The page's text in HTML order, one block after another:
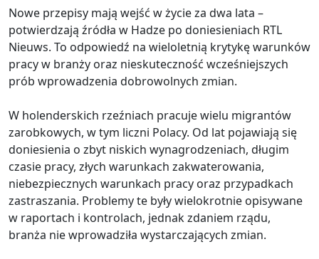
Nowe przepisy mają wejść w życie za dwa lata –
potwierdzają źródła w Hadze po doniesieniach RTL
Nieuws. To odpowiedź na wieloletnią krytykę warunków
pracy w branży oraz nieskuteczność wcześniejszych
prób wprowadzenia dobrowolnych zmian.
W holenderskich rzeźniach pracuje wielu migrantów
zarobkowych, w tym liczni Polacy. Od lat pojawiają się
doniesienia o zbyt niskich wynagrodzeniach, długim
czasie pracy, złych warunkach zakwaterowania,
niebezpiecznych warunkach pracy oraz przypadkach
zastraszania. Problemy te były wielokrotnie opisywane
w raportach i kontrolach, jednak zdaniem rządu,
branża nie wprowadziła wystarczających zmian.